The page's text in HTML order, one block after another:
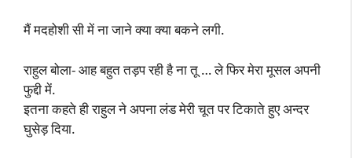
मैं मदहोशी सी में ना जाने क्या क्या बकने लगी.
राहुल बोला- आह बहुत तड़प रही है ना तू … ले फिर मेरा मूसल अपनी
फुद्दी में.
इतना कहते ही राहुल ने अपना लंड मेरी चूत पर टिकाते हुए अन्दर
घुसेड़ दिया.